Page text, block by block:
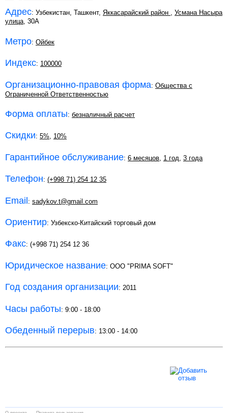
Адрес: Узбекистан, Ташкент, Яккасарайский район , Усмана Насыра
улица, 30А
Метро: Ойбек
Индекс: 100000
Организационно-правовая форма: Общества с
Ограниченной Ответственностью
Форма оплаты: безналичный расчет
Скидки: 5%, 10%
Гарантийное обслуживание: 6 месяцов 1 год 3 года
Телефон: (+998 71) 254 12 35
Email: sadykov.t@gmail.com
Ориентир: Узбекско-Китайский торговый дом
Факс: (+998 71) 254 12 36
Юридическое название: ООО "PRIMA SOFT"
Год создания организации: 2011
Часы работы: 9:00 - 18:00
Обеденный перерыв: 13:00 - 14:00